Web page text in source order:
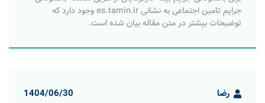
جرایم تامین اجتماعی به نشانی es.tamin.ir وجود دارد که
توضیحات بیشتر در متن مقاله بیان شده است.
رضا 1404/06/30